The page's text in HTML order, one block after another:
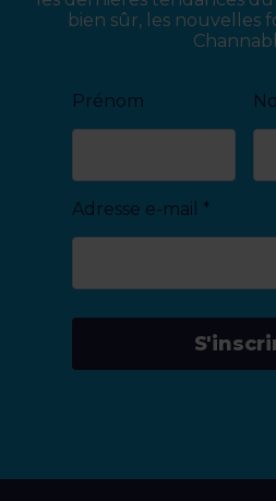
bien sûr, les nouvelles
Prénom
Adresse e-mail *